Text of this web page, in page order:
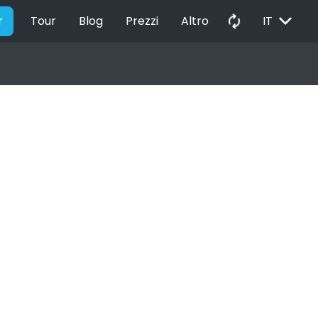
Tour Blog Prezzi Altro autorenew IT EXPAND_MORE